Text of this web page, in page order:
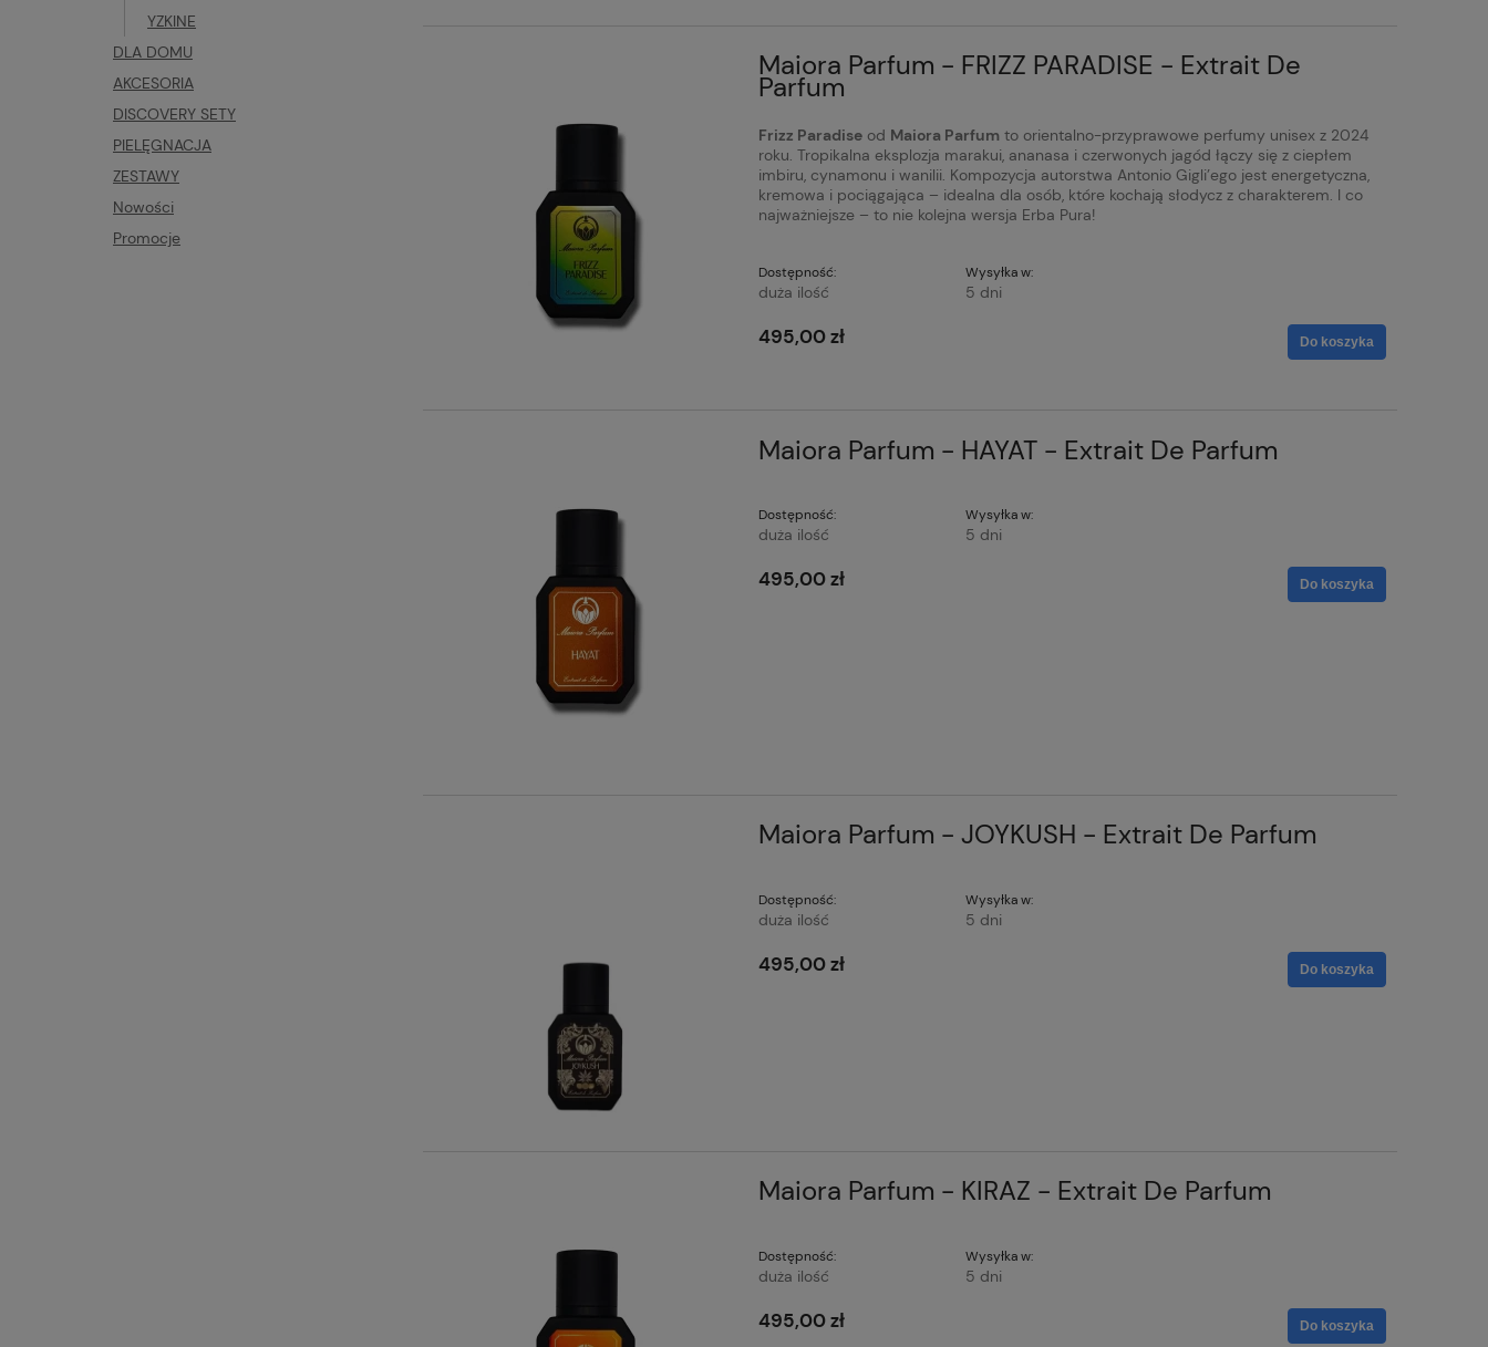
YZKINE
DLA DOMU
AKCESORIA
DISCOVERY SETY
PIELĘGNACJA
ZESTAWY
Nowości
Promocje
Maiora Parfum - FRIZZ PARADISE - Extrait De
Parfum
Frizz Paradiseod Maiora Parfum to orientalno-przyprawowe perfumy unisex z 2024
roku. Tropikalna eksplozja marakui, ananasa i czerwonych jagód łączy się z ciepłem
imbiru, cynamonu i wanilii. Kompozycja autorstwa Antonio Gigli’ego jest energetyczna,
kremowa i pociągająca – idealna dla osób, które kochają słodycz z charakterem. I co
najważniejsze – to nie kolejna wersja Erba Pura!
Dostępność:
duża ilość
Wysyłka w:
5 dni
495,00 zł Do koszyka
Maiora Parfum - HAYAT - Extrait De Parfum
Dostępność:
duża ilość
Wysyłka w:
5 dni
495,00 zł Do koszyka
Maiora Parfum - JOYKUSH - Extrait De Parfum
Dostępność:
duża ilość
Wysyłka w:
5 dni
495,00 zł Do koszyka
Maiora Parfum - KIRAZ - Extrait De Parfum
Dostępność:
duża ilość
Wysyłka w:
5 dni
495,00 zł Do koszyka